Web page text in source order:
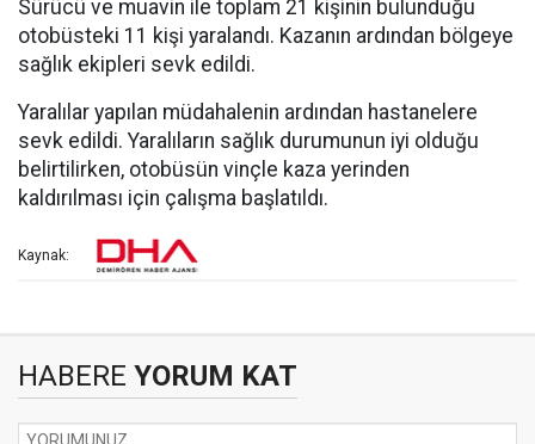
Sürücü ve muavin ile toplam 21 kişinin bulunduğu
otobüsteki 11 kişi yaralandı. Kazanın ardından bölgeye
sağlık ekipleri sevk edildi.
Yaralılar yapılan müdahalenin ardından hastanelere
sevk edildi. Yaralıların sağlık durumunun iyi olduğu
belirtilirken, otobüsün vinçle kaza yerinden
kaldırılması için çalışma başlatıldı.
Kaynak:
HABERE YORUM KAT